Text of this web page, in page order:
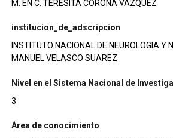
M. EN C. TERESITA CORONA VAZQUEZ
institucion_de_adscripcion
INSTITUTO NACIONAL DE NEUROLOGIA Y
MANUEL VELASCO SUAREZ
Nivel en el Sistema Nacional de
3
Área de conocimiento